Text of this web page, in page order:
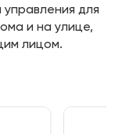
для
и на улице,
лицом.